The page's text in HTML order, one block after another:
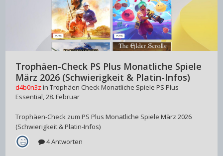
Trophäen-Check PS Plus Monatliche Spiele
März 2026 (Schwierigkeit & Platin-Infos)
d4b0n3z in Trophäen Check Monatliche Spiele PS Plus
Essential,28. Februar
Trophäen-Check zum PS Plus Monatliche Spiele März 2026
(Schwierigkeit & Platin-Infos)
4 Antworten